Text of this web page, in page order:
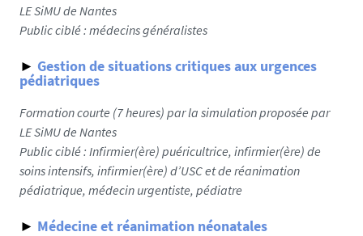
LE SiMU de Nantes
Public ciblé : médecins généralistes
► Gestion de situations critiques aux urgences
pédiatriques
Formation courte (7 heures) par la simulation proposée par
LE SiMU de Nantes
Public ciblé : Infirmier(ère) puéricultrice, infirmier(ère) de
soins intensifs, infirmier(ère) d’USC et de réanimation
pédiatrique, médecin urgentiste, pédiatre
► Médecine et réanimation néonatales